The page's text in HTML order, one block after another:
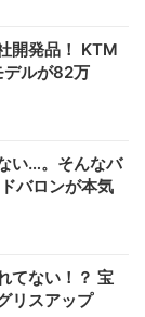
開発品！ KTM
ルが82万
い…。そんなバ
バロンが本気
てない！？ 宝
リスアップ